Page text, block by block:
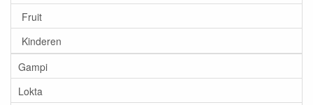
Fruit
Kinderen
Gampi
Lokta